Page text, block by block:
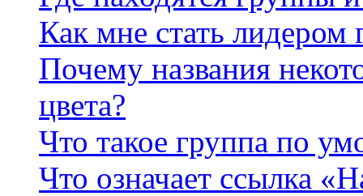
Как мне стать лидером
Почему названия
цвета?
Что такое группа по
Что означает ссылка